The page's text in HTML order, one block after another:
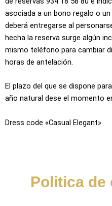
asociada a un bono regalo o
deberá entregarse al
hecha la reserva surge algún
mismo teléfono para cambiar
horas de antelación.
El plazo del que se dispone
año natural dese el momento
Dress code «Casual Elegant»
Politica de